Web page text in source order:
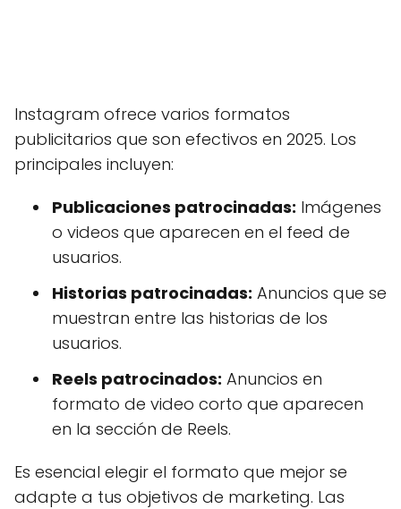
Instagram ofrece varios formatos
publicitarios que son efectivos en 2025. Los
principales incluyen:
Publicaciones patrocinadas: Imágenes
o videos que aparecen en el feed de
usuarios.
Historias patrocinadas: Anuncios que se
muestran entre las historias de los
usuarios.
Reels patrocinados: Anuncios en
formato de video corto que aparecen
en la sección de Reels.
Es esencial elegir el formato que mejor se
adapte a tus objetivos de marketing. Las